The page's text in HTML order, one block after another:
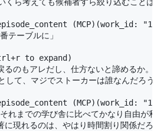
(MCP)(work_id:
テーブルに」
to expand)
のもアレだし、仕方ないと諦めるか
て、マジでストーカーは誰なんだろう
(MCP)(work_id:
までの学び舎に比べてかなり自由が
現れるのは、やはり時間割り関係だ